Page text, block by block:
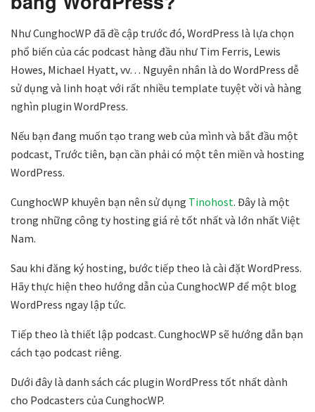
Như CunghocWP đã đề cập trước đó, WordPress là lựa chọn
phổ biến của các podcast hàng đầu như Tim Ferris, Lewis
Howes, Michael Hyatt, vv… Nguyên nhân là do WordPress dễ
sử dụng và linh hoạt với rất nhiều template tuyệt vời và hàng
nghìn plugin WordPress.
Nếu bạn đang muốn tạo trang web của mình và bắt đầu một
podcast, Trước tiên, bạn cần phải có một tên miền và hosting
WordPress.
CunghocWP khuyên bạn nên sử dụng Tinohost. Đây là một
trong những công ty hosting giá rẻ tốt nhất và lớn nhất Việt
Nam.
Sau khi đăng ký hosting, bước tiếp theo là cài đặt WordPress.
Hãy thực hiện theo hướng dẫn của CunghocWP để một blog
WordPress ngay lập tức.
Tiếp theo là thiết lập podcast. CunghocWP sẽ hướng dẫn bạn
cách tạo podcast riêng.
Dưới đây là danh sách các plugin WordPress tốt nhất dành
cho Podcasters của CunghocWP.